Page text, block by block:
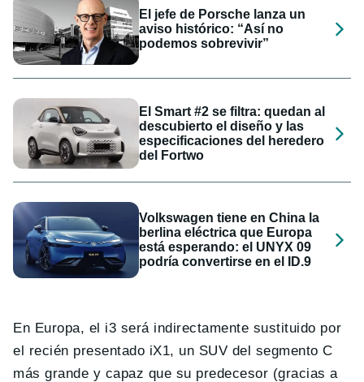
El jefe de Porsche lanza un
aviso histórico: “Así no
podemos sobrevivir”
El Smart #2 se filtra: quedan al
descubierto el diseño y las
especificaciones del heredero
del Fortwo
Volkswagen tiene en China la
berlina eléctrica que Europa
está esperando: el UNYX 09
podría convertirse en el ID.9
En Europa, el i3 será indirectamente sustituido por
el recién presentado iX1, un SUV del segmento C
más grande y capaz que su predecesor (gracias a